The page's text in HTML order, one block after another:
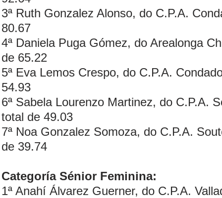
3ª Ruth Gonzalez Alonso, do C.P.A.
80.67
4ª Daniela Puga Gómez, do Arealonga
de 65.22
5ª Eva Lemos Crespo, do C.P.A.
54.93
6ª Sabela Lourenzo Martinez, do C.P.A.
total de 49.03
7ª Noa Gonzalez Somoza, do C.P.A.
de 39.74
Categoría Sénior Feminina:
1ª Anahí Álvarez Guerner, do C.P.A.